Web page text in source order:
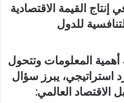
القيمة الاقتصادية
للدول
أهمية المعلومات وتتحول
استراتيجي، يبرز سؤال
العالمي: